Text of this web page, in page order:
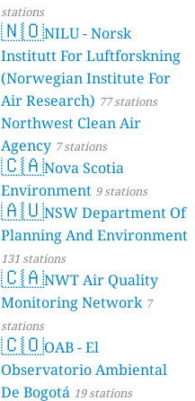
stations
🇳🇴NILU - Norsk
Institutt For Luftforskning
(Norwegian Institute For
Air Research) 77 stations
Northwest Clean Air
Agency 7 stations
🇨🇦Nova Scotia
Environment 9 stations
🇦🇺NSW Department Of
Planning And Environment
131 stations
🇨🇦NWT Air Quality
Monitoring Network 7
stations
🇨🇴OAB - El
Observatorio Ambiental
De Bogotá 19 stations